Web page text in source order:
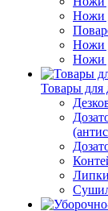
Ножи
Ножи
Ножи
Товары для